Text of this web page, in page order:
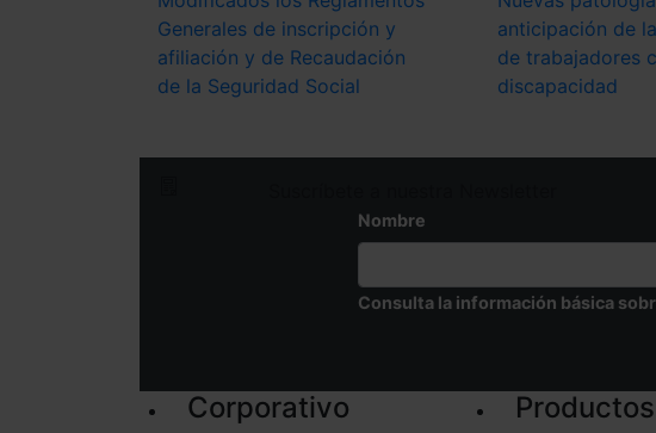
Generales de inscripción y
afiliación y de Recaudación
de la Seguridad Social
anticipación de
de trabajadores
discapacidad
Nombre
Consulta la información básica
Corporativo Productos